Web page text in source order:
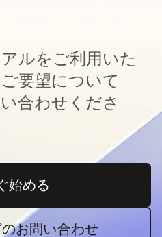
ルをご利用いた
要望について
合わせくださ
始める
新しいタブで開く
お問い合わせ